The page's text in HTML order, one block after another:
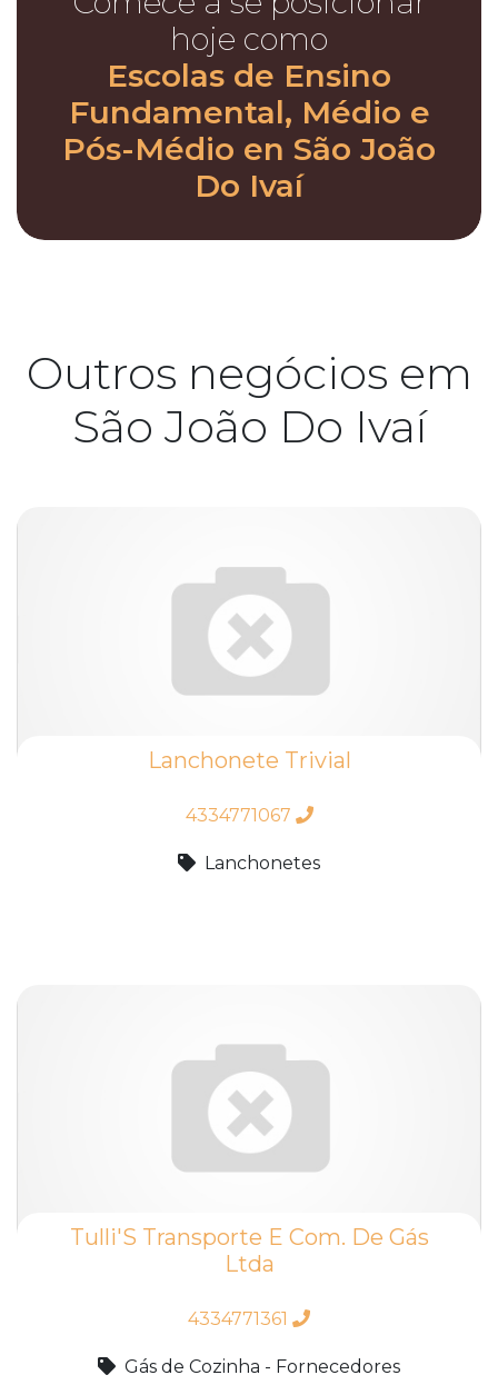
hoje como
Escolas de Ensino
Fundamental, Médio e
Pós-Médio en São João
Do Ivaí
Outros negócios em
São João Do Ivaí
Lanchonete Trivial
4334771067
Lanchonetes
Tulli'S Transporte E Com. De Gás
Ltda
4334771361
Gás de Cozinha - Fornecedores